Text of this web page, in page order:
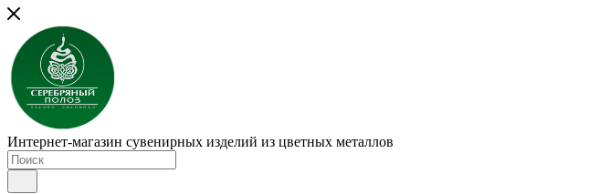
Интернет-магазин сувенирных изделий из цветных металлов